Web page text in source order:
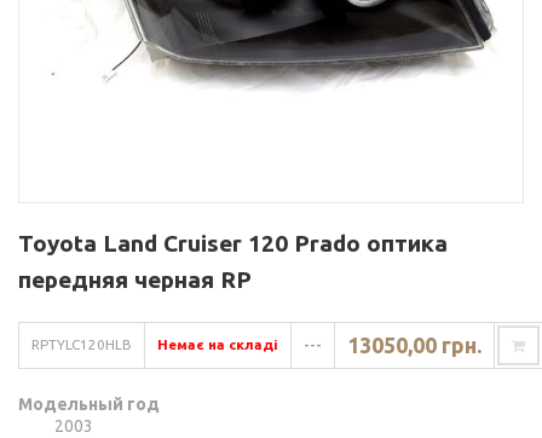
Toyota Land Сruiser 120 Prado оптика
передняя черная RP
RPTYLC120HLB Немає на складі --- 13050,00 грн.
Модельный год
2003